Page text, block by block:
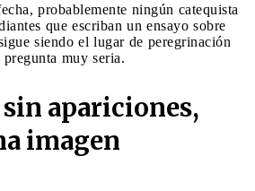
probablemente ningún catequista
que escriban un ensayo sobre
siendo el lugar de peregrinación
muy seria.
sin apariciones,
imagen